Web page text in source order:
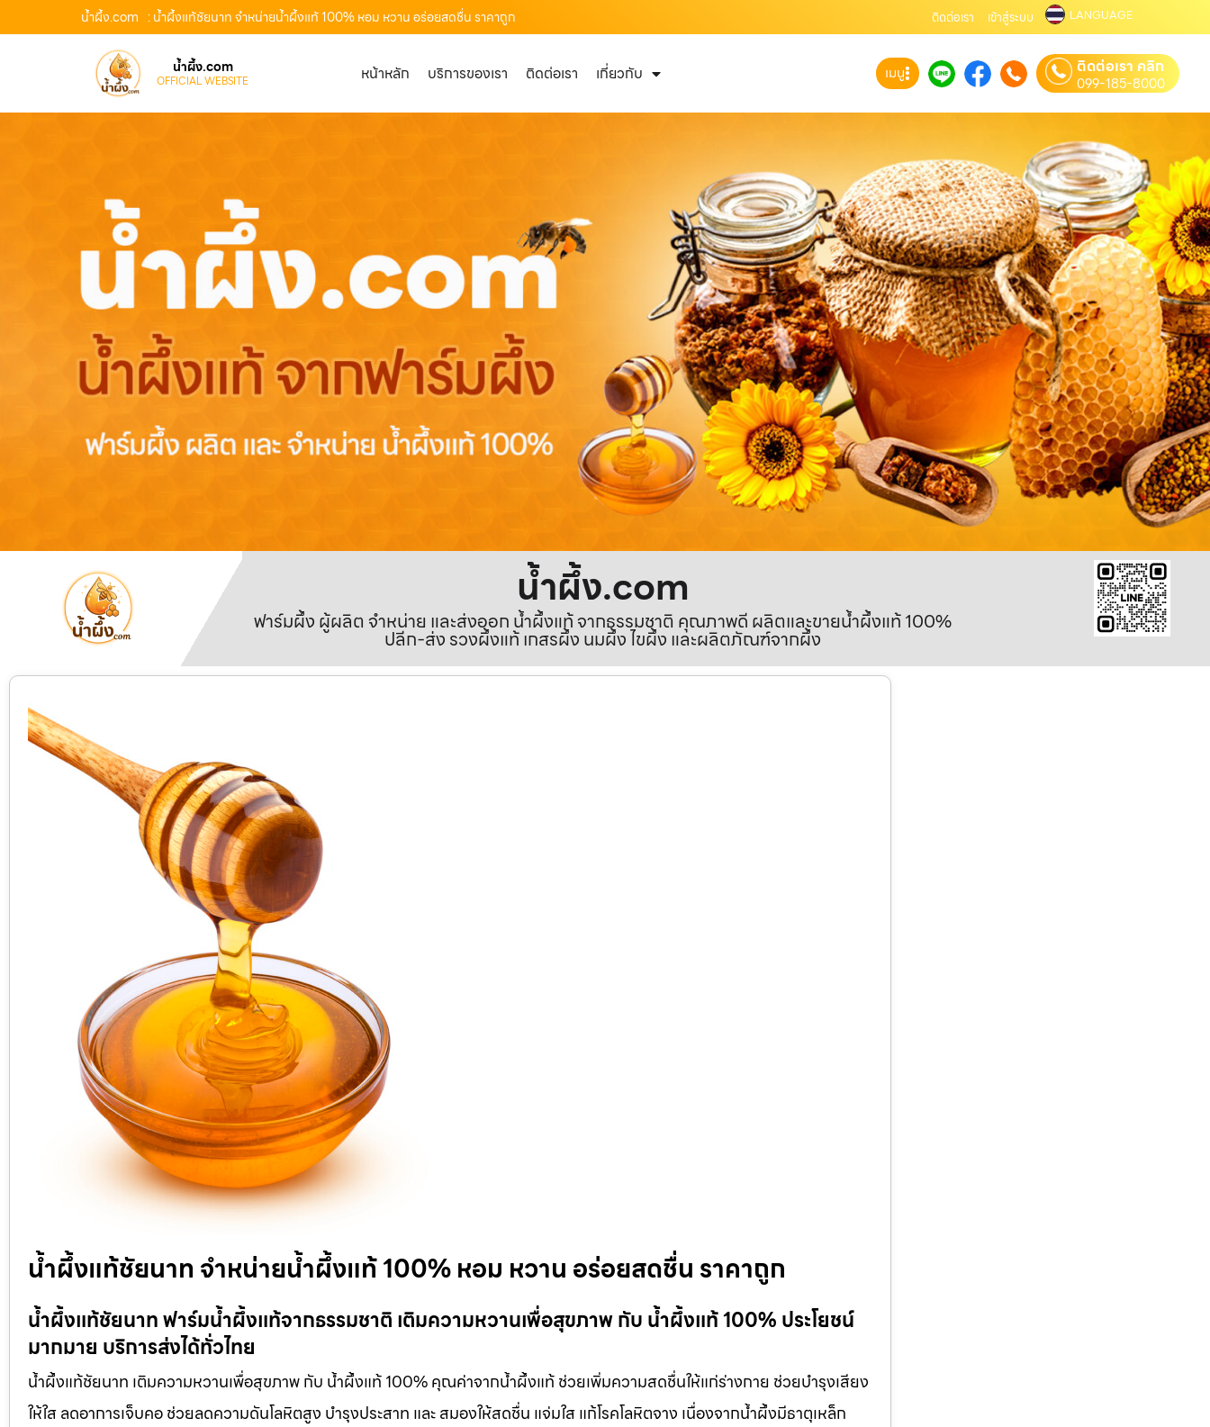
น้ำผึ้ง.com : น้ำผึ้งแท้ชัยนาท จำหน่ายน้ำผึ้งแท้ 100% หอม หวาน อร่อยสดชื่น ราคาถูก ติดต่อเรา เข้าสู่ระบบ LANGUAGE
น้ำผึ้ง.com
OFFICIAL WEBSITE หน้าหลัก บริการของเรา ติดต่อเรา เกี่ยวกับ เมนู ติดต่อเรา คลิก
099-185-8000
น้ำผึ้ง.com
ฟาร์มผึ้ง ผู้ผลิต จำหน่าย และส่งออก น้ำผึ้งแท้ จากธรรมชาติ คุณภาพดี ผลิตและขายน้ำผึ้งแท้ 100%
ปลีก-ส่ง รวงผึ้งแท้ เกสรผึ้ง นมผึ้ง ไขผึ้ง และผลิตภัณฑ์จากผึ้ง
น้ำผึ้งแท้ชัยนาท จำหน่ายน้ำผึ้งแท้ 100% หอม หวาน อร่อยสดชื่น ราคาถูก
น้ำผึ้งแท้ชัยนาท ฟาร์มน้ำผึ้งแท้จากธรรมชาติ เติมความหวานเพื่อสุขภาพ กับ น้ำผึ้งแท้ 100% ประโยชน์
มากมาย บริการส่งได้ทั่วไทย
น้ำผึ้งแท้ชัยนาท เติมความหวานเพื่อสุขภาพ กับ น้ำผึ้งแท้ 100% คุณค่าจากน้ำผึ้งแท้ ช่วยเพิ่มความสดชื่นให้แก่ร่างกาย ช่วยบำรุงเสียง
ให้ใส ลดอาการเจ็บคอ ช่วยลดความดันโลหิตสูง บำรุงประสาท และ สมองให้สดชื่น แจ่มใส แก้โรคโลหิตจาง เนื่องจากน้ำผึ้งมีธาตุเหล็ก